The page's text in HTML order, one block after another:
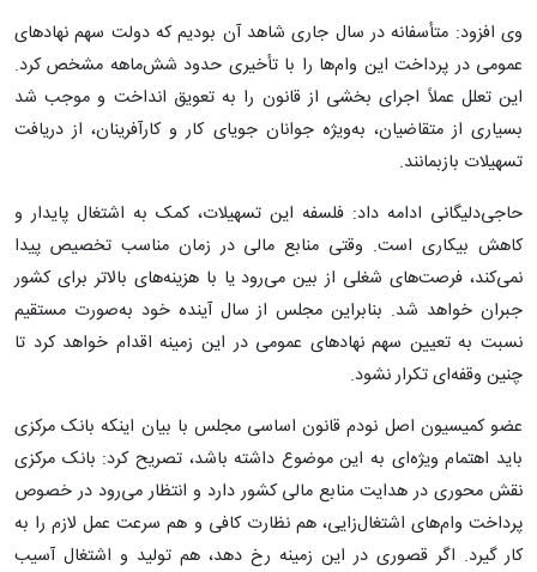
وی افزود: متأسفانه در سال جاری شاهد آن بودیم که دولت سهم نهادهای
عمومی در پرداخت این وام‌ها را با تأخیری حدود شش‌ماهه مشخص کرد.
این تعلل عملاً اجرای بخشی از قانون را به تعویق انداخت و موجب شد
بسیاری از متقاضیان، به‌ویژه جوانان جویای کار و کارآفرینان، از دریافت
تسهیلات بازبمانند.
حاجی‌دلیگانی ادامه داد: فلسفه این تسهیلات، کمک به اشتغال پایدار و
کاهش بیکاری است. وقتی منابع مالی در زمان مناسب تخصیص پیدا
نمی‌کند، فرصت‌های شغلی از بین می‌رود یا با هزینه‌های بالاتر برای کشور
جبران خواهد شد. بنابراین مجلس از سال آینده خود به‌صورت مستقیم
نسبت به تعیین سهم نهادهای عمومی در این زمینه اقدام خواهد کرد تا
چنین وقفه‌ای تکرار نشود.
عضو کمیسیون اصل نودم قانون اساسی مجلس با بیان اینکه بانک مرکزی
باید اهتمام ویژه‌ای به این موضوع داشته باشد، تصریح کرد: بانک مرکزی
نقش محوری در هدایت منابع مالی کشور دارد و انتظار می‌رود در خصوص
پرداخت وام‌های اشتغال‌زایی، هم نظارت کافی و هم سرعت عمل لازم را به
کار گیرد. اگر قصوری در این زمینه رخ دهد، هم تولید و اشتغال آسیب